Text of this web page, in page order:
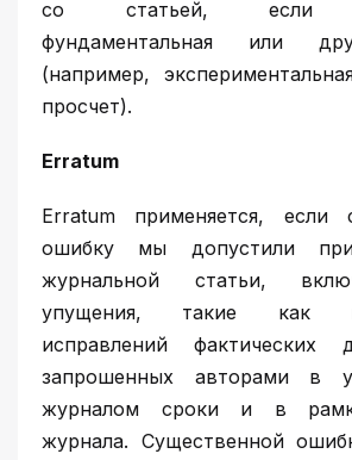
со статьей, если
фундаментальная или
(например,
просчет).
Erratum
Erratum применяется, если
ошибку мы допустили при
журнальной статьи,
упущения, такие как
исправлений фактических
запрошенных авторами в
журналом сроки и в
журнала. Существенной